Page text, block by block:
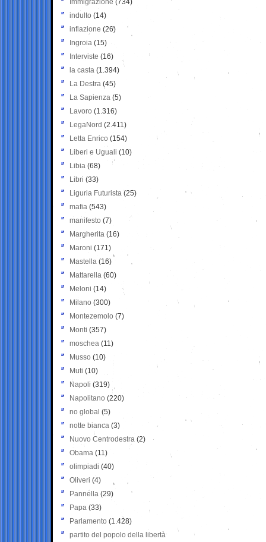
Immigrazione (734)
indulto (14)
inflazione (26)
Ingroia (15)
Interviste (16)
la casta (1.394)
La Destra (45)
La Sapienza (5)
Lavoro (1.316)
LegaNord (2.411)
Letta Enrico (154)
Liberi e Uguali (10)
Libia (68)
Libri (33)
Liguria Futurista (25)
mafia (543)
manifesto (7)
Margherita (16)
Maroni (171)
Mastella (16)
Mattarella (60)
Meloni (14)
Milano (300)
Montezemolo (7)
Monti (357)
moschea (11)
Musso (10)
Muti (10)
Napoli (319)
Napolitano (220)
no global (5)
notte bianca (3)
Nuovo Centrodestra (2)
Obama (11)
olimpiadi (40)
Oliveri (4)
Pannella (29)
Papa (33)
Parlamento (1.428)
partito del popolo della libertà